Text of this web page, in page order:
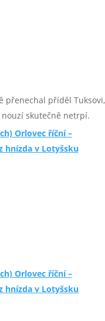
přenechal příděl Tuksovi,
skutečně netrpí.
Orlovec říční –
hnízda v Lotyšsku
Orlovec říční –
hnízda v Lotyšsku